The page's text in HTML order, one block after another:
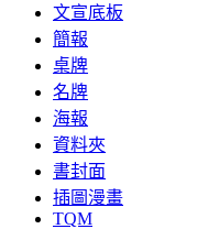
文宣底板
簡報
桌牌
名牌
海報
資料夾
書封面
插圖漫畫
TQM